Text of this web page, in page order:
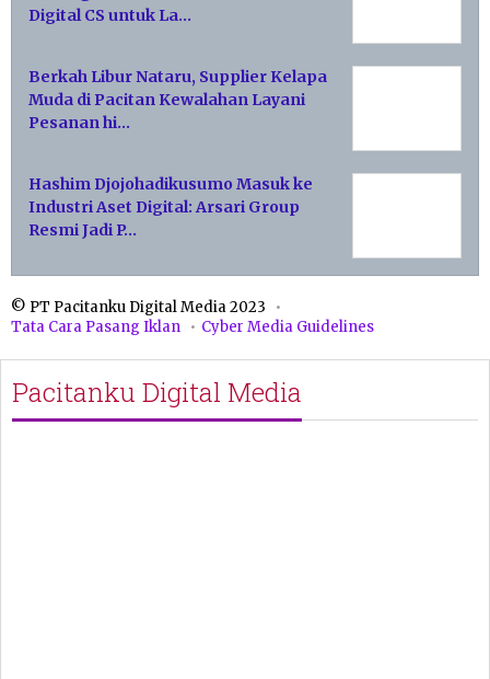
Digital CS untuk La…
Berkah Libur Nataru, Supplier Kelapa
Muda di Pacitan Kewalahan Layani
Pesanan hi…
Hashim Djojohadikusumo Masuk ke
Industri Aset Digital: Arsari Group
Resmi Jadi P…
© PT Pacitanku Digital Media 2023
Tata Cara Pasang Iklan
Cyber Media Guidelines
Pacitanku Digital Media